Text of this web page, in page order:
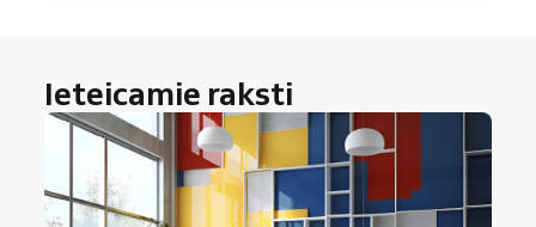
Ieteicamie raksti